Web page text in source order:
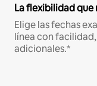
La flexibilidad que
Elige las fechas
línea con
adicionales.*